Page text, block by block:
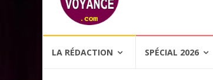
LA RÉDACTION SPÉCIAL 2026